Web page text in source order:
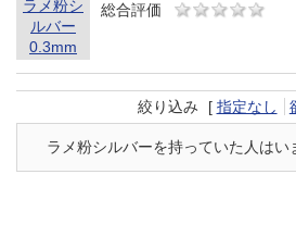
総合評価
絞り込み [ 指定なし
ラメ粉シルバーを持っていた人はい